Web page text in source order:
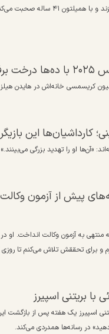
در ویدئو‌ها کارداشیان ۴۵ ساله
این بازیگر
«آن‌ها او را تهدید بزرگی می‌بینند.»
پیش از آزمون وکالت
منتهی به آزمون وکالت انداخت.
و برای تحققش تلاش می‌کنم تا روزی
بریتنی اسپیرز
اسپیرز یک هفته پس از بازگشت